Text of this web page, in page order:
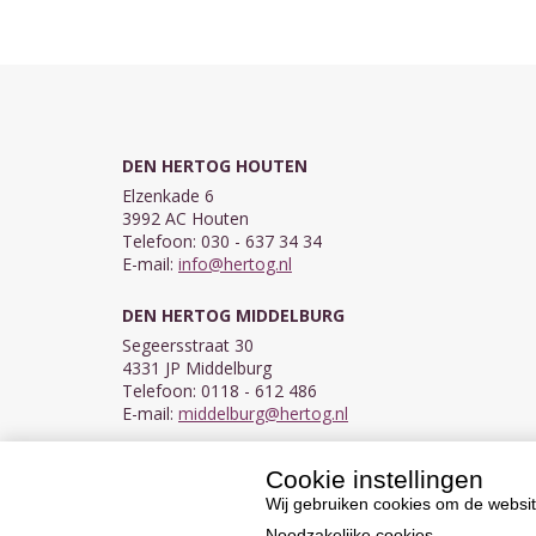
DEN HERTOG HOUTEN
Elzenkade 6
3992 AC Houten
Telefoon: 030 - 637 34 34
E-mail: info@hertog.nl
DEN HERTOG MIDDELBURG
Segeersstraat 30
4331 JP Middelburg
Telefoon: 0118 - 612 486
E-mail: middelburg@hertog.nl
BTW NL007450242B03
Cookie instellingen
Wij gebruiken cookies om de